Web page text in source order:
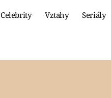
Celebrity Vztahy Seriály